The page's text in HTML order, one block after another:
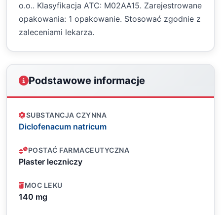
o.o.. Klasyfikacja ATC: M02AA15. Zarejestrowane
opakowania: 1 opakowanie. Stosować zgodnie z
zaleceniami lekarza.
Podstawowe informacje
SUBSTANCJA CZYNNA
Diclofenacum natricum
POSTAĆ FARMACEUTYCZNA
Plaster leczniczy
MOC LEKU
140 mg